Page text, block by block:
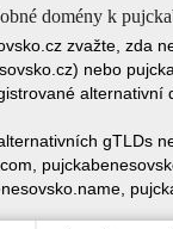
domény k
zvažte, zda
nebo
alternativní
gTLDs